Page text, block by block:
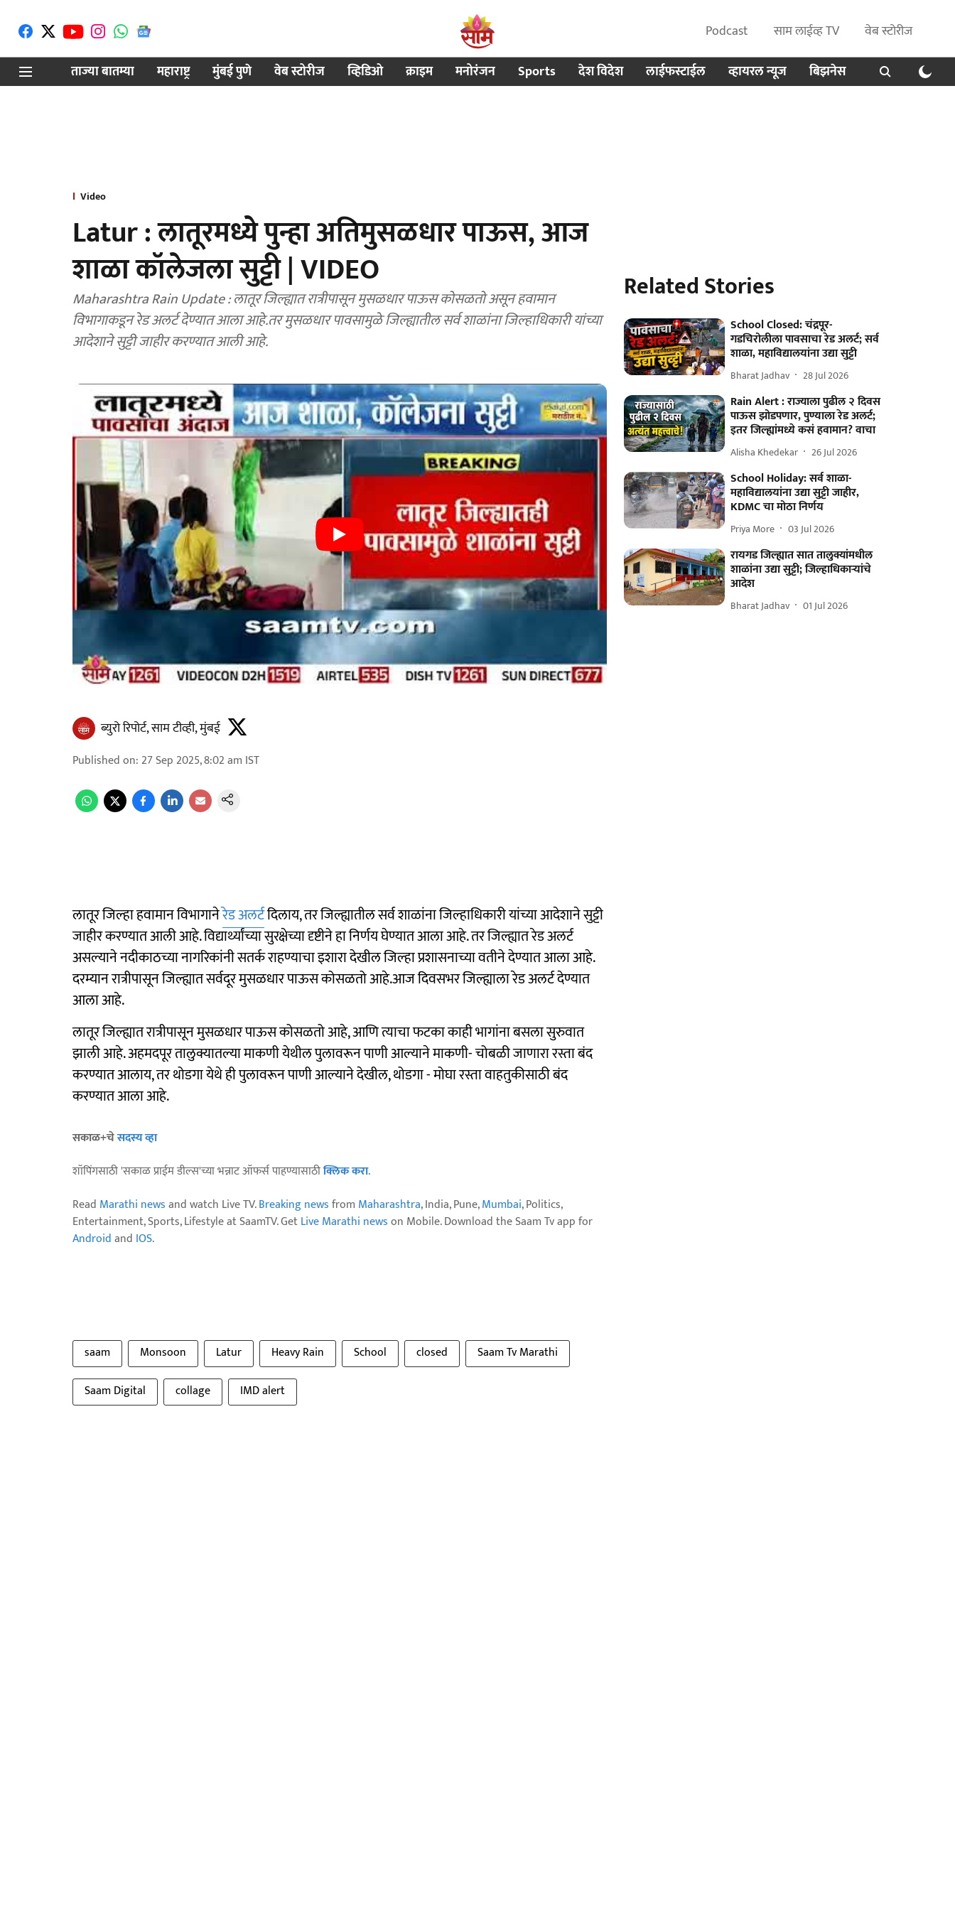
Podcast साम लाईव्ह TV
वेब स्टोरीज
ताज्या बातम्या
महाराष्ट्र मुंबई पुणे वेब स्टोरीज व्हिडिओ क्राइम मनोरंजन Sports देश विदेश लाईफस्टाईल व्हायरल न्यूज बिझनेस
Video
Latur : लातूरमध्ये पुन्हा अतिमुसळधार पाऊस, आज
शाळा कॉलेजला सुट्टी | VIDEO
Maharashtra Rain Update : लातूर जिल्ह्यात रात्रीपासून मुसळधार पाऊस कोसळतो असून हवामान
विभागाकडून रेड अलर्ट देण्यात आला आहे.तर मुसळधार पावसामुळे जिल्ह्यातील सर्व शाळांना जिल्हाधिकारी यांच्या
आदेशाने सुट्टी जाहीर करण्यात आली आहे.
ब्युरो रिपोर्ट, साम टीव्ही, मुंबई
Published on: 27 Sep 2025, 8:02 am IST
लातूर जिल्हा हवामान विभागानेरेड अलर्टदिलाय, तर जिल्ह्यातील सर्व शाळांना जिल्हाधिकारी यांच्या आदेशाने सुट्टी
जाहीर करण्यात आली आहे. विद्यार्थ्यांच्या सुरक्षेच्या दृष्टीने हा निर्णय घेण्यात आला आहे. तर जिल्ह्यात रेड अलर्ट
असल्याने नदीकाठच्या नागरिकांनी सतर्क राहण्याचा इशारा देखील जिल्हा प्रशासनाच्या वतीने देण्यात आला आहे.
दरम्यान रात्रीपासून जिल्ह्यात सर्वदूर मुसळधार पाऊस कोसळतो आहे.आज दिवसभर जिल्ह्याला रेड अलर्ट देण्यात
आला आहे.
लातूर जिल्ह्यात रात्रीपासून मुसळधार पाऊस कोसळतो आहे, आणि त्याचा फटका काही भागांना बसला सुरुवात
झाली आहे. अहमदपूर तालुक्यातल्या माकणी येथील पुलावरून पाणी आल्याने माकणी- चोबळी जाणारा रस्ता बंद
करण्यात आलाय, तर थोडगा येथे ही पुलावरून पाणी आल्याने देखील, थोडगा - मोघा रस्ता वाहतुकीसाठी बंद
करण्यात आला आहे.
सकाळ+चेसदस्य व्हा
शॉपिंगसाठी 'सकाळ प्राईम डील्स'च्या भन्नाट ऑफर्स पाहण्यासाठीक्लिक करा.
Read Marathi newsand watch Live TV.Breaking newsfrom Maharashtra, India, Pune,Mumbai, Politics,
Entertainment, Sports, Lifestyle at SaamTV. GetLive Marathi newson Mobile. Download the Saam Tv app for
Androidand IOS.
saam Monsoon Latur Heavy Rain School closed
Saam Tv Marathi
Saam Digital
collage IMD alert
Related Stories
School Closed: चंद्रपूर-
गडचिरोलीला पावसाचा रेड अलर्ट; सर्व
शाळा, महाविद्यालयांना उद्या सुट्टी
Bharat Jadhav 28 Jul 2026
Rain Alert : राज्याला पुढील २ दिवस
पाऊस झोडपणार, पुण्याला रेड अलर्ट;
इतर जिल्ह्यांमध्ये कसं हवामान? वाचा
Alisha Khedekar 26 Jul 2026
School Holiday: सर्व शाळा-
महाविद्यालयांना उद्या सुट्टी जाहीर,
KDMC चा मोठा निर्णय
Priya More 03 Jul 2026
रायगड जिल्ह्यात सात तालुक्यांमधील
शाळांना उद्या सुट्टी; जिल्हाधिकाऱ्यांचे
आदेश
Bharat Jadhav 01 Jul 2026